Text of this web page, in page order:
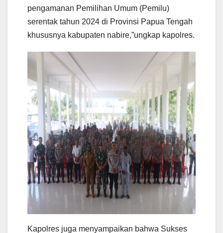
pengamanan Pemilihan Umum (Pemilu)
serentak tahun 2024 di Provinsi Papua Tengah
khususnya kabupaten nabire,”ungkap kapolres.
Kapolres juga menyampaikan bahwa Sukses